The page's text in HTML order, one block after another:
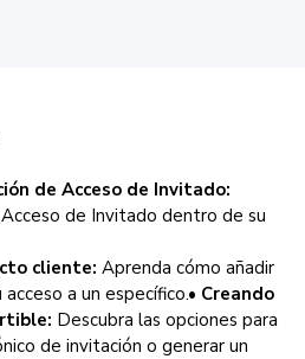
de Acceso de Invitado:
de Invitado dentro de su
cliente: Aprenda cómo añadir
a un específico.• Creando
Descubra las opciones para
de invitación o generar un